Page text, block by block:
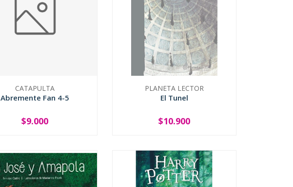
CATAPULTA
Abremente Fan 4-5
+
$9.000
PLANETA LECTOR
El Tunel
SOLD OUT
$10.900